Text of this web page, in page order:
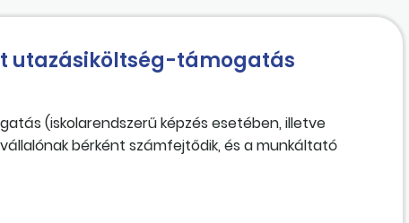
utazásiköltség-támogatás
(iskolarendszerű képzés esetében, illetve
bérként számfejtődik, és a munkáltató